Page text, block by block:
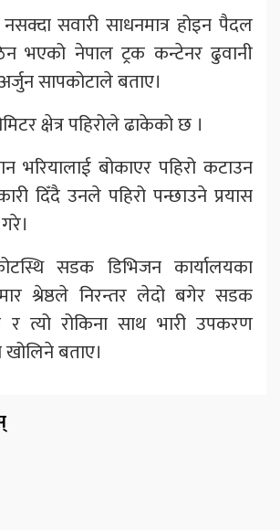
सवारी साधनमात्र होइन पैदल
भएको नेपाल ट्रक कन्टेनर ढुवानी
सापकोटाले बताए।
क्षेत्र पहिरोले ढाकेको छ ।
भरियालाई बोकाएर पहिरो कटाउन
दिँदै उनले पहिरो पन्छाउने प्रयास
सडक डिभिजन कार्यालयका
श्रेष्ठले निरन्तर लेदो बगेर सडक
त्यो रोकिना साथ भारी उपकरण
खोलिने बताए।